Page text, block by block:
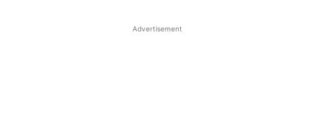
Advertisement